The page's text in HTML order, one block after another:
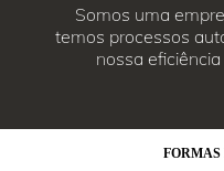
Somos uma
temos processos
nossa
FORMAS